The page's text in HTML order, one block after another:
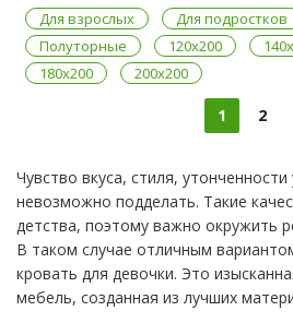
Для взрослых Для подростков
Полуторные
120x200
180x200
200x200
1 2
Чувство вкуса, стиля,
невозможно подделать. Такие
детства, поэтому важно окружить
В таком случае отличным
кровать для девочки. Это
мебель, созданная из лучших